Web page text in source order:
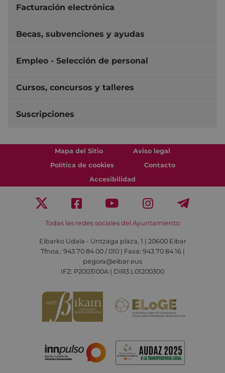
Facturación electrónica
Becas, subvenciones y ayudas
Empleo - Selección de personal
Cursos, concursos y talleres
Suscripciones
Mapa del Sitio
Aviso legal
Política de cookies
Contacto
Accesibilidad
Todas las redes sociales del Ayuntamiento
Eibarko Udala - Untzaga plaza, 1 | 20600 Eibar
Tfnoa.: 943 70 84 00 / 010 | Faxa: 943 70 84 16 |
pegora@eibar.eus
IFZ: P2003100A | DIR3 L01200300